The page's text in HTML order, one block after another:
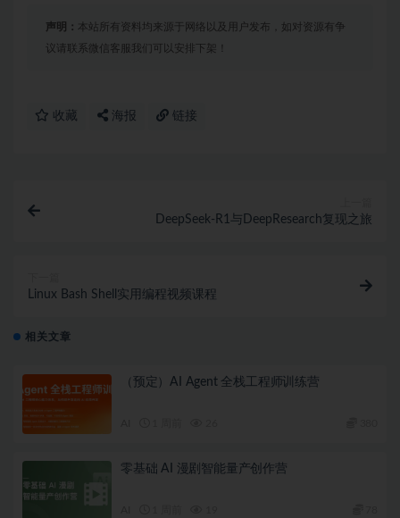
声明： 本站所有资料均来源于网络以及用户发布，如对资源有争
议请联系微信客服我们可以安排下架！
收藏 海报 链接
DeepSeek-R1与DeepResearch复现之旅
Linux Bash Shell实用编程视频课程
相关文章
（预定）AI Agent 全栈工程师训练营
零基础 AI 漫剧智能量产创作营